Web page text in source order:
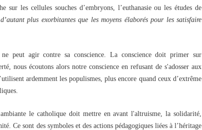
sur les cellules souches d’embryons, l’euthanasie ou les études de
d’autant plus exorbitantes que les moyens élaborés pour les satisfaire
ne peut agir contre sa conscience. La conscience doit primer sur
nous écoutons alors notre conscience en refusant de s'adosser aux
ardemment les populismes, plus encore quand ceux d’extrême
le catholique doit mettre en avant l'altruisme, la solidarité,
Ce sont des symboles et des actions pédagogiques liées à l’héritage